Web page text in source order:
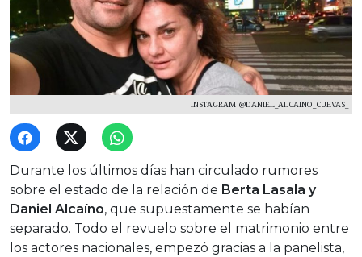
INSTAGRAM @DANIEL_ALCAINO_CUEVAS_
Durante los últimos días han circulado rumores
sobre el estado de la relación de Berta Lasala y
Daniel Alcaíno, que supuestamente se habían
separado. Todo el revuelo sobre el matrimonio entre
los actores nacionales, empezó gracias a la panelista,